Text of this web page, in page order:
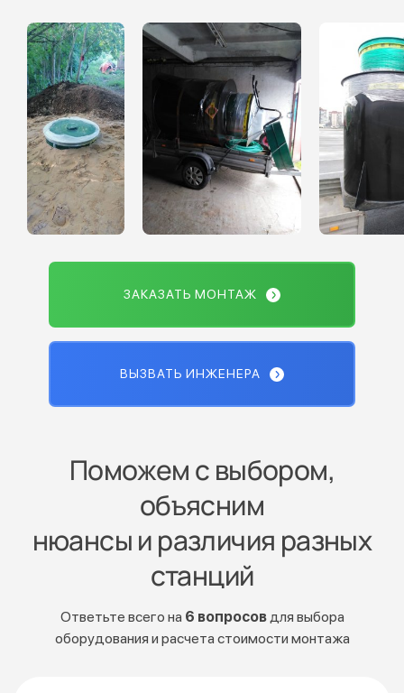
ЗАКАЗАТЬ МОНТАЖ
ВЫЗВАТЬ ИНЖЕНЕРА
Поможем с выбором,
объясним
нюансы и различия разных
станций
Ответьте всего на 6 вопросовдля выбора
оборудования и расчета стоимости монтажа